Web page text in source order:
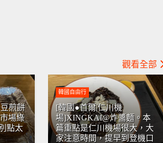
觀看全部
煎餅
場綠
點太
韓國自由行
[韓國●首爾|仁川機
場]XINGKAI@炸醬麵。本
篇重點是仁川機場很大，大
家注意時間，提早到登機口